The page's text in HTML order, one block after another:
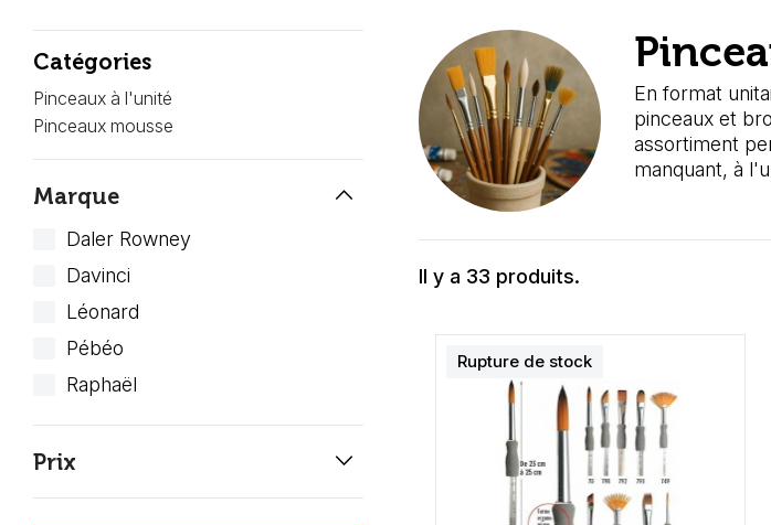
Catégories
Pinceaux à l'unité
Pinceaux mousse
Marque keyboard_arrow_up
Daler Rowney
Davinci
Léonard
Pébéo
Raphaël
Prix keyboard_arrow_down
En format
pinceaux et
assortiment
manquant, à
Il y a 33 produits.
Rupture de stock